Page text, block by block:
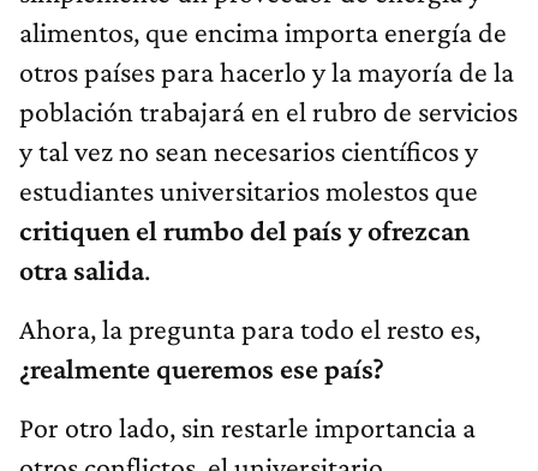
alimentos, que encima importa energía de
otros países para hacerlo y la mayoría de la
población trabajará en el rubro de servicios
y tal vez no sean necesarios científicos y
estudiantes universitarios molestos que
critiquen el rumbo del país y ofrezcan
otra salida.
Ahora, la pregunta para todo el resto es,
¿realmente queremos ese país?
Por otro lado, sin restarle importancia a